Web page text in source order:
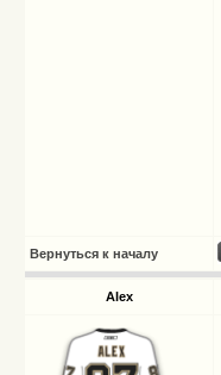
Вернуться к началу
Alex